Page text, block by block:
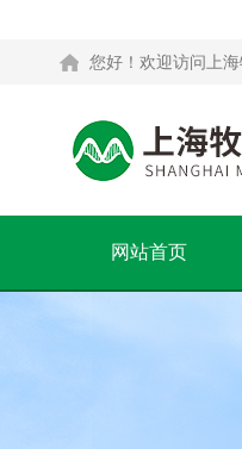
您好！欢迎访问上
网站首页